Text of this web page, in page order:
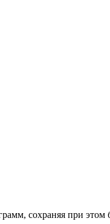
сохраняя при этом